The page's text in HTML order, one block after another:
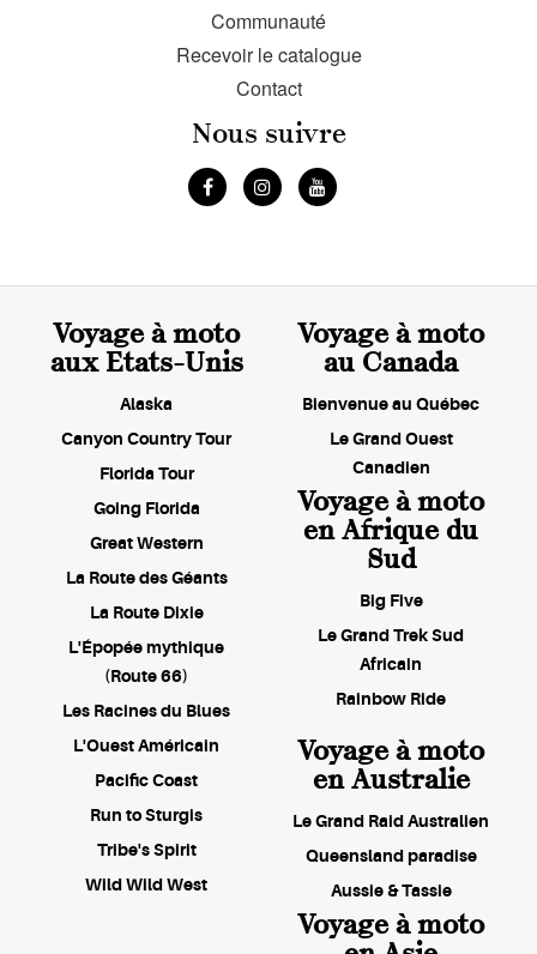
Communauté
Recevoir le catalogue
Contact
Nous suivre
Voyage à moto
aux Etats-Unis
Alaska
Canyon Country Tour
Florida Tour
Going Florida
Great Western
La Route des Géants
La Route Dixie
L'Épopée mythique
(Route 66)
Les Racines du Blues
L'Ouest Américain
Pacific Coast
Run to Sturgis
Tribe's Spirit
Wild Wild West
Voyage à moto
au Canada
Bienvenue au Québec
Le Grand Ouest
Canadien
Voyage à moto
en Afrique du
Sud
Big Five
Le Grand Trek Sud
Africain
Rainbow Ride
Voyage à moto
en Australie
Le Grand Raid Australien
Queensland paradise
Aussie & Tassie
Voyage à moto